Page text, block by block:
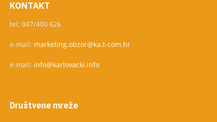
KONTAKT
tel: 047/400 626
e-mail: marketing.obzor@ka.t-com.hr
e-mail: info@karlovacki.info
Društvene mreže